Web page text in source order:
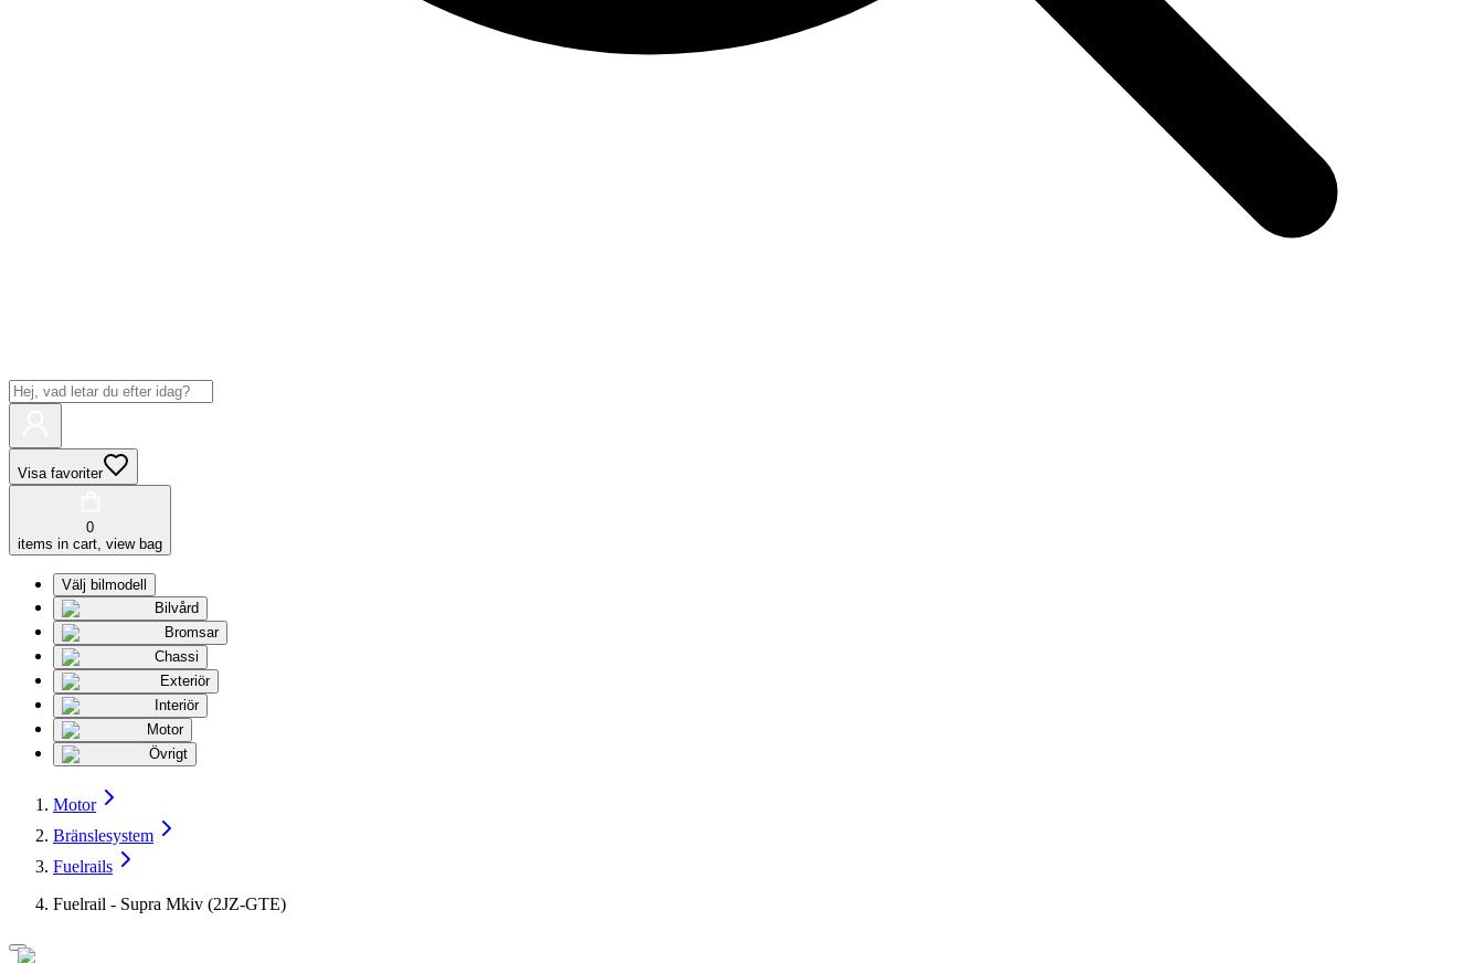
Visa favoriter
0
items in cart, view bag
Välj bilmodell
Bilvård
Bromsar
Chassi
Exteriör
Interiör
Motor
Övrigt
Motor
Bränslesystem
Fuelrails
Fuelrail - Supra Mkiv (2JZ-GTE)